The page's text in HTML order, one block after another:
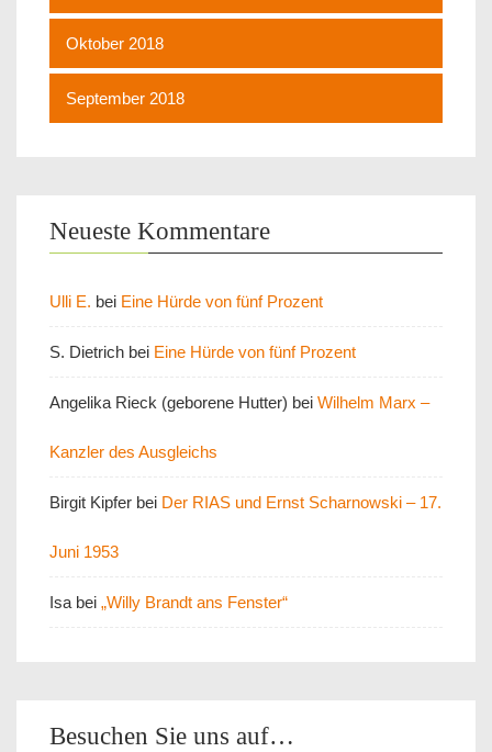
Oktober 2018
September 2018
Neueste Kommentare
Ulli E. bei Eine Hürde von fünf Prozent
S. Dietrich bei Eine Hürde von fünf Prozent
Angelika Rieck (geborene Hutter) bei Wilhelm Marx –
Kanzler des Ausgleichs
Birgit Kipfer bei Der RIAS und Ernst Scharnowski – 17.
Juni 1953
Isa bei „Willy Brandt ans Fenster“
Besuchen Sie uns auf…